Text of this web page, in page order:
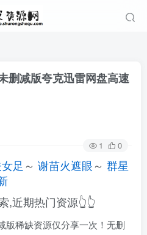
删减版夸克迅雷网盘高速
1 0
足 ～ 谢苗火遮眼～ 群星
,近期热门资源👆👆
版稀缺资源仅分享一次！无删